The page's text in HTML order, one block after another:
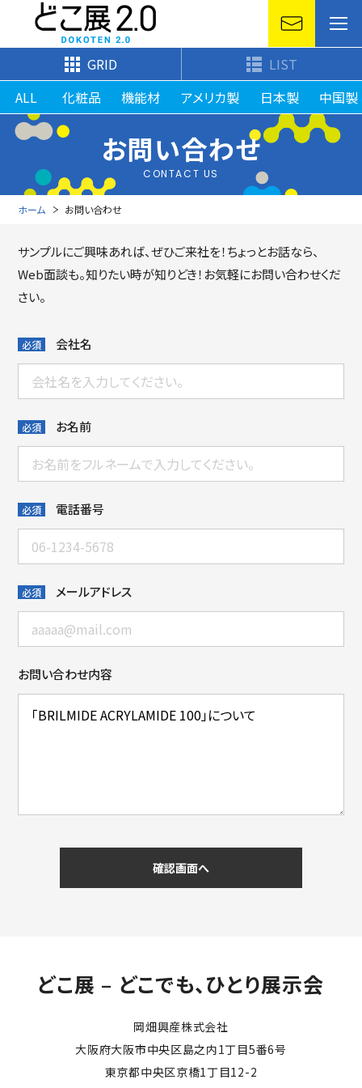
GRID
LIST
ALL
化粧品 機能材 アメリカ製 日本製 中国製
お問い合わせ
CONTACT US
ホーム お問い合わせ
サンプルにご興味あれば、ぜひご来社を！ちょっとお話なら、
Web面談も。知りたい時が知りどき！お気軽にお問い合わせくだ
さい。
必須 会社名
必須 お名前
必須 電話番号
必須 メールアドレス
お問い合わせ内容
どこ展 – どこでも、ひとり展示会
岡畑興産株式会社
大阪府大阪市中央区島之内1丁目5番6号
東京都中央区京橋1丁目12-2